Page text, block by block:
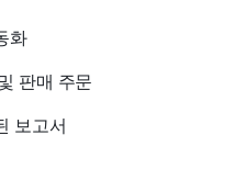
화
판매 주문
보고서